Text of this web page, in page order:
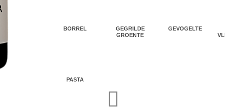
BORREL
GEGRILDE
GROENTE
GEVOGELTE
PASTA